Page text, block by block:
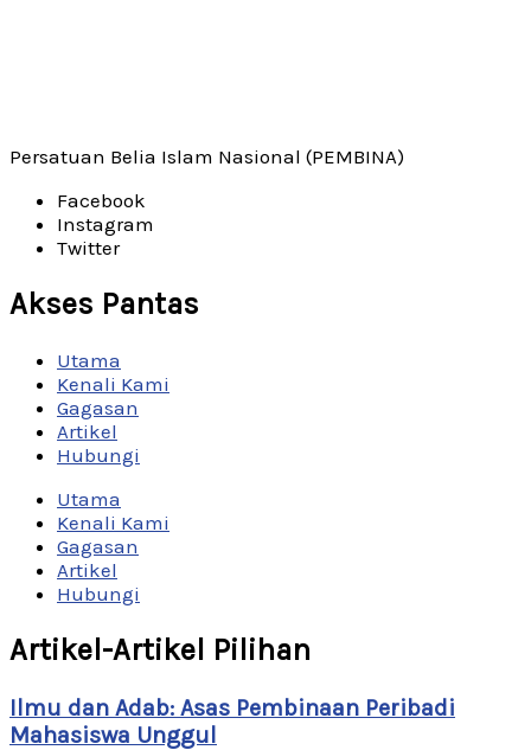
Persatuan Belia Islam Nasional (PEMBINA)
Facebook
Instagram
Twitter
Akses Pantas
Utama
Kenali Kami
Gagasan
Artikel
Hubungi
Utama
Kenali Kami
Gagasan
Artikel
Hubungi
Artikel-Artikel Pilihan
Ilmu dan Adab: Asas Pembinaan Peribadi
Mahasiswa Unggul